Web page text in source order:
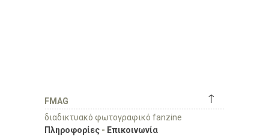
↑
FMAG
διαδικτυακό φωτογραφικό fanzine
Πληροφορίες - Επικοινωνία